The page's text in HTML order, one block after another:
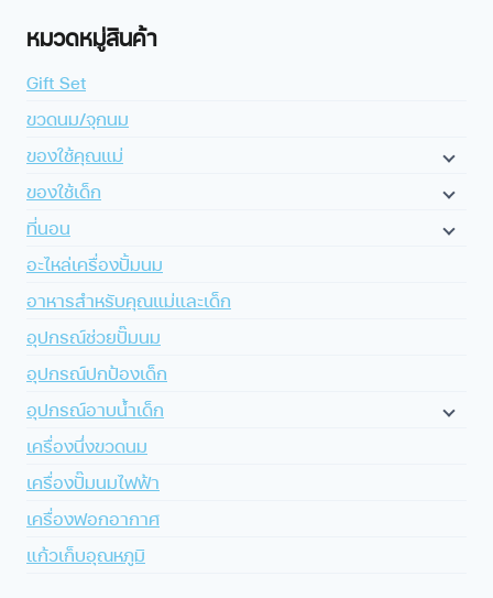
หมวดหมู่สินค้า
Gift Set
ขวดนม/จุกนม
ของใช้คุณแม่
ของใช้เด็ก
ที่นอน
อะไหล่เครื่องปั้มนม
อาหารสำหรับคุณแม่และเด็ก
อุปกรณ์ช่วยปั๊มนม
อุปกรณ์ปกป้องเด็ก
อุปกรณ์อาบน้ำเด็ก
เครื่องนึ่งขวดนม
เครื่องปั๊มนมไฟฟ้า
เครื่องฟอกอากาศ
แก้วเก็บอุณหภูมิ